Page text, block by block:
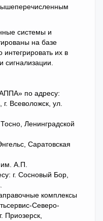
системы и
на базе
их в
по адресу:
Всеволожск, ул.
Ленинградской
Саратовская
А.П.
г. Сосновый Бор,
комплексы
Северо-
Приозерск,